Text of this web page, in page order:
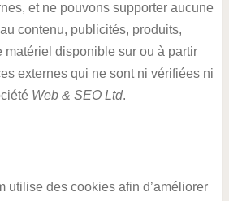
et ne pouvons supporter aucune
contenu, publicités, produits,
matériel disponible sur ou à partir
externes qui ne sont ni vérifiées ni
Web & SEO Ltd.
utilise des cookies afin d’améliorer